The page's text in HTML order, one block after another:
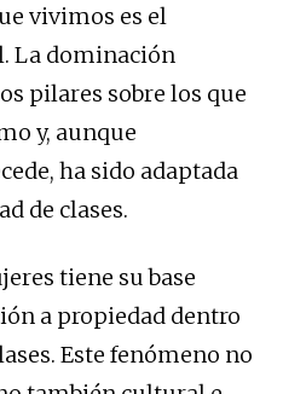
vivimos es el
La dominación
pilares sobre los que
y, aunque
ha sido adaptada
de clases.
tiene su base
a propiedad dentro
Este fenómeno no